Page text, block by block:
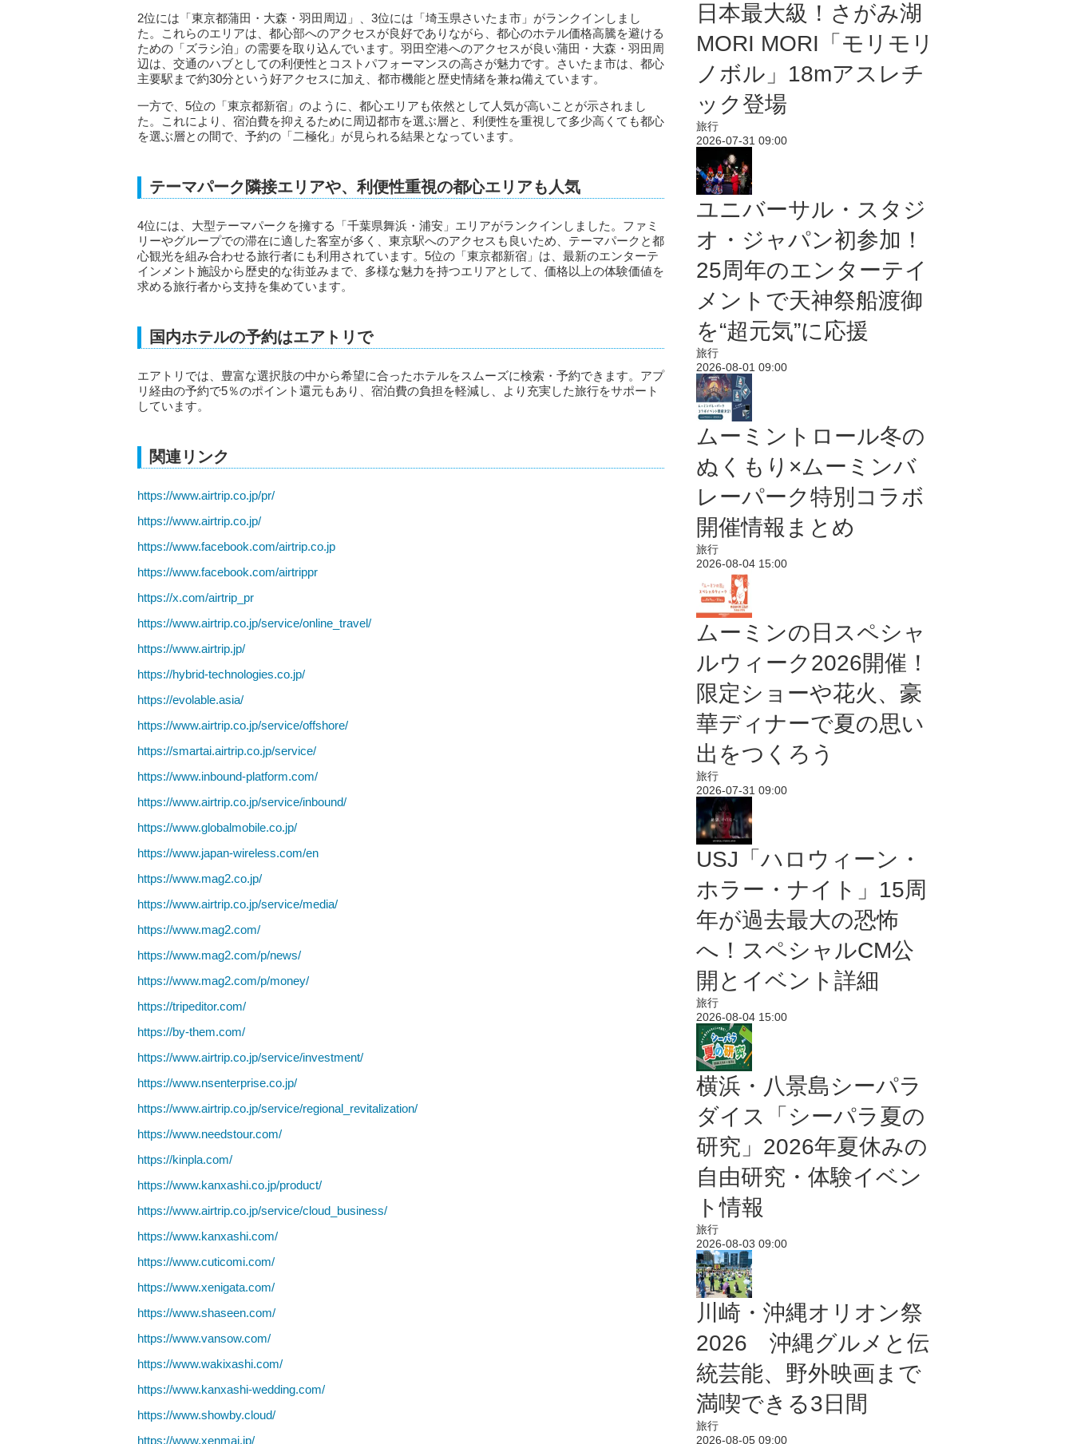
2位には「東京都蒲田・大森・羽田周辺」、3位には「埼玉県さいたま市」がランクインしまし
た。これらのエリアは、都心部へのアクセスが良好でありながら、都心のホテル価格高騰を避ける
ための「ズラシ泊」の需要を取り込んでいます。羽田空港へのアクセスが良い蒲田・大森・羽田周
辺は、交通のハブとしての利便性とコストパフォーマンスの高さが魅力です。さいたま市は、都心
主要駅まで約30分という好アクセスに加え、都市機能と歴史情緒を兼ね備えています。
一方で、5位の「東京都新宿」のように、都心エリアも依然として人気が高いことが示されまし
た。これにより、宿泊費を抑えるために周辺都市を選ぶ層と、利便性を重視して多少高くても都心
を選ぶ層との間で、予約の「二極化」が見られる結果となっています。
テーマパーク隣接エリアや、利便性重視の都心エリアも人気
4位には、大型テーマパークを擁する「千葉県舞浜・浦安」エリアがランクインしました。ファミ
リーやグループでの滞在に適した客室が多く、東京駅へのアクセスも良いため、テーマパークと都
心観光を組み合わせる旅行者にも利用されています。5位の「東京都新宿」は、最新のエンターテ
インメント施設から歴史的な街並みまで、多様な魅力を持つエリアとして、価格以上の体験価値を
求める旅行者から支持を集めています。
国内ホテルの予約はエアトリで
エアトリでは、豊富な選択肢の中から希望に合ったホテルをスムーズに検索・予約できます。アプ
リ経由の予約で5％のポイント還元もあり、宿泊費の負担を軽減し、より充実した旅行をサポート
しています。
関連リンク
https://www.airtrip.co.jp/pr/
https://www.airtrip.co.jp/
https://www.facebook.com/airtrip.co.jp
https://www.facebook.com/airtrippr
https://x.com/airtrip_pr
https://www.airtrip.co.jp/service/online_travel/
https://www.airtrip.jp/
https://hybrid-technologies.co.jp/
https://evolable.asia/
https://www.airtrip.co.jp/service/offshore/
https://smartai.airtrip.co.jp/service/
https://www.inbound-platform.com/
https://www.airtrip.co.jp/service/inbound/
https://www.globalmobile.co.jp/
https://www.japan-wireless.com/en
https://www.mag2.co.jp/
https://www.airtrip.co.jp/service/media/
https://www.mag2.com/
https://www.mag2.com/p/news/
https://www.mag2.com/p/money/
https://tripeditor.com/
https://by-them.com/
https://www.airtrip.co.jp/service/investment/
https://www.nsenterprise.co.jp/
https://www.airtrip.co.jp/service/regional_revitalization/
https://www.needstour.com/
https://kinpla.com/
https://www.kanxashi.co.jp/product/
https://www.airtrip.co.jp/service/cloud_business/
https://www.kanxashi.com/
https://www.cuticomi.com/
https://www.xenigata.com/
https://www.shaseen.com/
https://www.vansow.com/
https://www.wakixashi.com/
https://www.kanxashi-wedding.com/
https://www.showby.cloud/
https://www.xenmai.jp/
日本最大級！さがみ湖
MORI MORI「モリモリ
ノボル」18mアスレチ
ック登場
旅行
2026-07-31 09:00
ユニバーサル・スタジ
オ・ジャパン初参加！
25周年のエンターテイ
メントで天神祭船渡御
を“超元気”に応援
旅行
2026-08-01 09:00
ムーミントロール冬の
ぬくもり×ムーミンバ
レーパーク特別コラボ
開催情報まとめ
旅行
2026-08-04 15:00
ムーミンの日スペシャ
ルウィーク2026開催！
限定ショーや花火、豪
華ディナーで夏の思い
出をつくろう
旅行
2026-07-31 09:00
USJ「ハロウィーン・
ホラー・ナイト」15周
年が過去最大の恐怖
へ！スペシャルCM公
開とイベント詳細
旅行
2026-08-04 15:00
横浜・八景島シーパラ
ダイス「シーパラ夏の
研究」2026年夏休みの
自由研究・体験イベン
ト情報
旅行
2026-08-03 09:00
川崎・沖縄オリオン祭
2026 沖縄グルメと伝
統芸能、野外映画まで
満喫できる3日間
旅行
2026-08-05 09:00